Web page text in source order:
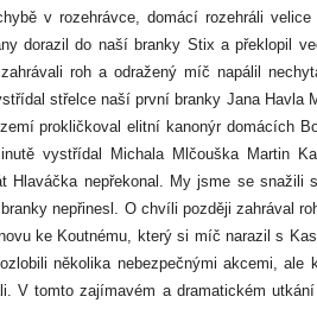
v rozehrávce, domácí rozehráli velice
dorazil do naší branky Stix a překlopil
roh a odražený míč napálil
střelce naší první branky Jana Havla
prokličkoval elitní kanonýr domácích
vystřídal Michala Mlčouška Martin
Hlaváčka nepřekonal. My jsme se snažili
nepřinesl. O chvíli později zahrával
ke Koutnému, který si míč narazil s
několika nebezpečnými akcemi, ale
V tomto zajímavém a dramatickém